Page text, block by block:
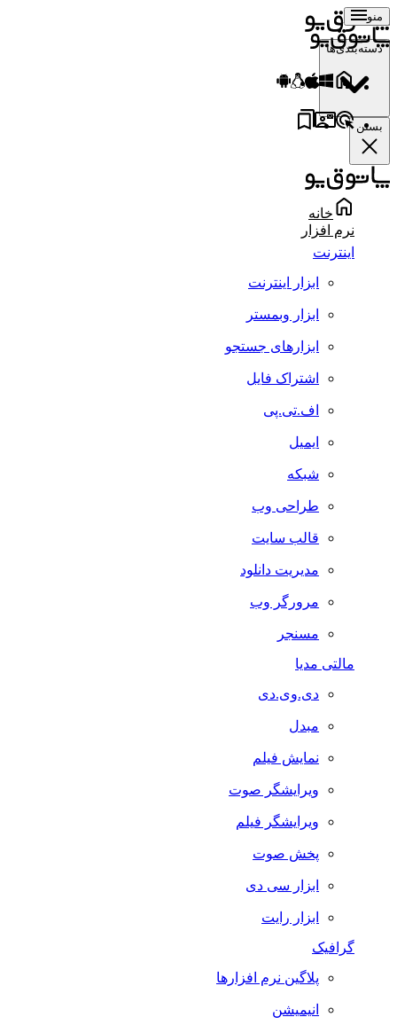
منو
دسته‌بندی‌ها
بستن
خانه
نرم افزار
اینترنت
ابزار اینترنت
ابزار وبمستر
ابزارهای جستجو
اشتراک فایل
اف.تی.پی
ایمیل
شبکه
طراحی وب
قالب سایت
مدیریت دانلود
مرورگر وب
مسنجر
مالتی مدیا
دی.وی.دی
مبدل
نمایش فیلم
ویرایشگر صوت
ویرایشگر فیلم
پخش صوت
ابزار سی دی
ابزار رایت
گرافیک
پلاگین نرم افزارها
انیمیشن